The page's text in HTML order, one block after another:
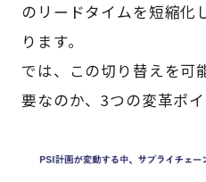
のリードタイムを短縮化
ります。
では、この切り替えを可
要なのか、3つの変革ポイ